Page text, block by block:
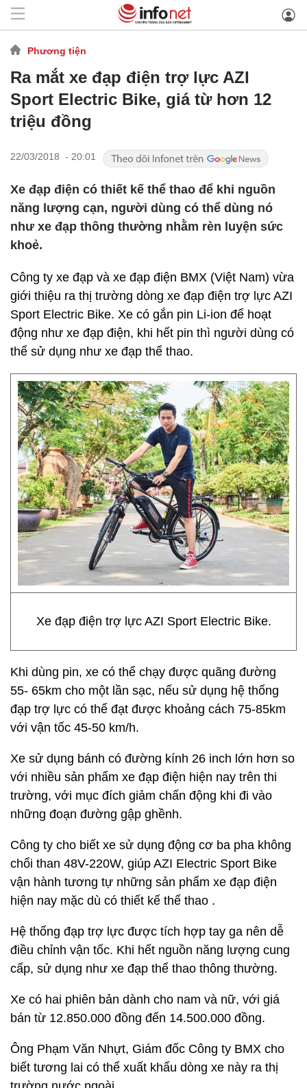
Phương tiện
Ra mắt xe đạp điện trợ lực AZI
Sport Electric Bike, giá từ hơn 12
triệu đồng
22/03/2018 - 20:01
Xe đạp điện có thiết kế thể thao để khi nguồn
năng lượng cạn, người dùng có thể dùng nó
như xe đạp thông thường nhằm rèn luyện sức
khoẻ.
Công ty xe đạp và xe đạp điện BMX (Việt Nam) vừa
giới thiệu ra thị trường dòng xe đạp điện trợ lực AZI
Sport Electric Bike. Xe có gắn pin Li-ion để hoạt
động như xe đạp điện, khi hết pin thì người dùng có
thể sử dụng như xe đạp thể thao.
Xe đạp điện trợ lực AZI Sport Electric Bike.
Khi dùng pin, xe có thể chạy được quãng đường
55- 65km cho một lần sạc, nếu sử dụng hệ thống
đạp trợ lực có thể đạt được khoảng cách 75-85km
với vận tốc 45-50 km/h.
Xe sử dụng bánh có đường kính 26 inch lớn hơn so
với nhiều sản phẩm xe đạp điện hiện nay trên thi
trường, với mục đích giảm chấn động khi đi vào
những đoạn đường gập ghềnh.
Công ty cho biết xe sử dụng động cơ ba pha không
chổi than 48V-220W, giúp AZI Electric Sport Bike
vận hành tương tự những sản phẩm xe đạp điện
hiện nay mặc dù có thiết kế thể thao .
Hệ thống đạp trợ lực được tích hợp tay ga nên dễ
điều chỉnh vận tốc. Khi hết nguồn năng lượng cung
cấp, sử dụng như xe đạp thể thao thông thường.
Xe có hai phiên bản dành cho nam và nữ, với giá
bán từ 12.850.000 đồng đến 14.500.000 đồng.
Ông Phạm Văn Nhựt, Giám đốc Công ty BMX cho
biết tương lai có thể xuất khẩu dòng xe này ra thị